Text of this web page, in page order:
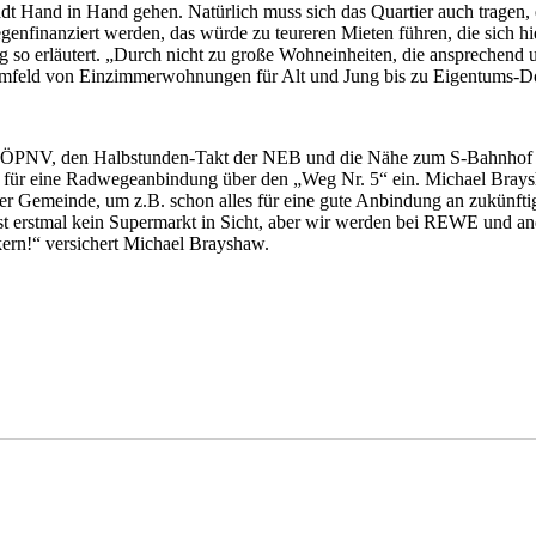
in Hand gehen. Natürlich muss sich das Quartier auch
werden, das würde zu teureren Mieten führen, die sich
erläutert. „Durch nicht zu große Wohneinheiten, die
von Einzimmerwohnungen für Alt und Jung bis zu Eigentums-
den Halbstunden-Takt der NEB und die Nähe zum S-
eine Radwegeanbindung über den „Weg Nr. 5“ ein. Michael
um z.B. schon alles für eine gute Anbindung an
kein Supermarkt in Sicht, aber wir werden bei REWE und
versichert Michael Brayshaw.